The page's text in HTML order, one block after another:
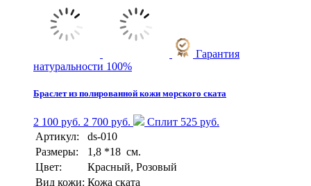
Гарантия
натуральности 100%
Браслет из полированной кожи морского ската
2 100 руб. 2 700 руб.
Сплит 525 руб.
Артикул:
ds-010
Размеры:
1,8 *18 см.
Цвет:
Красный, Розовый
Вид кожи: Кожа ската